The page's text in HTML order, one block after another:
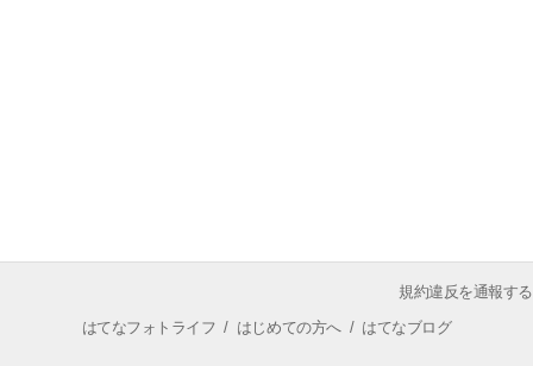
規約違反を通報する
はてなフォトライフ / はじめての方へ/ はてなブログ